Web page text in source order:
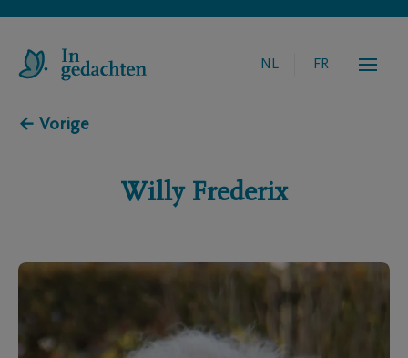
NL FR
← Vorige
Willy Frederix